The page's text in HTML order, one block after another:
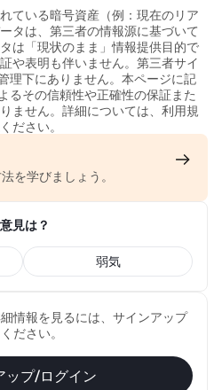
ている暗号資産（例：現在のリア
タは、第三者の情報源に基づいて
は「現状のまま」情報提供目的で
や表明も伴いません。第三者サイ
理下にありません。本ページに記
るその信頼性や正確性の保証また
ません。詳細については、利用規
ださい。
を学びましょう。
見は？
弱気
情報を見るには、サインアップ
ださい。
ップ/ログイン